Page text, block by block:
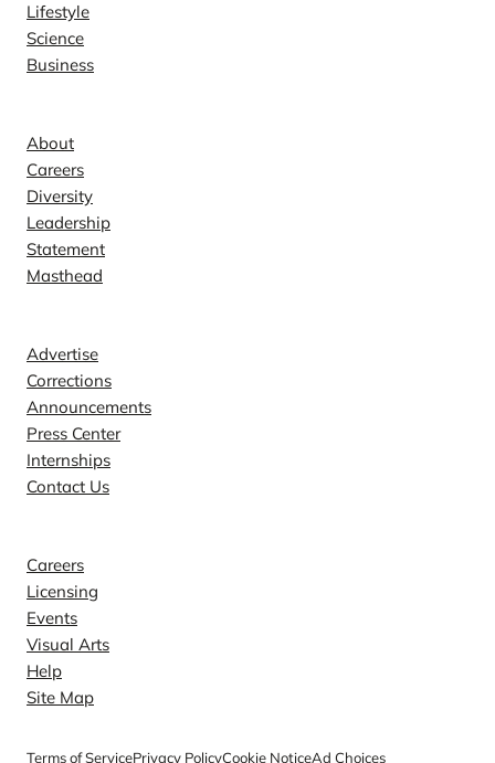
Lifestyle
Science
Business
About
Careers
Diversity
Leadership
Statement
Masthead
Advertise
Corrections
Announcements
Press Center
Internships
Contact Us
Careers
Licensing
Events
Visual Arts
Help
Site Map
Terms of ServicePrivacy PolicyCookie NoticeAd Choices